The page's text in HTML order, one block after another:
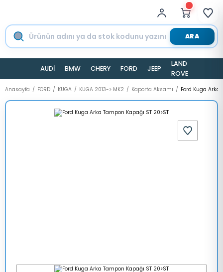
ARA
AUDİ BMW CHERY FORD JEEP
LAND
ROVER
Anasayfa FORD KUGA KUGA 2013-> MK2 Kaporta Aksamı Ford Kuga Arka